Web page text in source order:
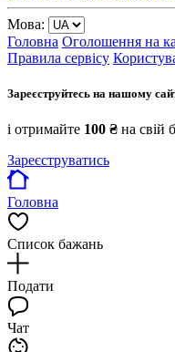
Мова:
Головна Оголошення на
Правила сервісу
Зареєструйтесь на нашому
і отримайте 100 ₴ на свій
Зареєструватись
Головна
Список бажань
Подати
Чат